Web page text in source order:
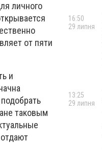
личного
от пяти
и
таковым
16:50
29 липня
13:25
29 липня